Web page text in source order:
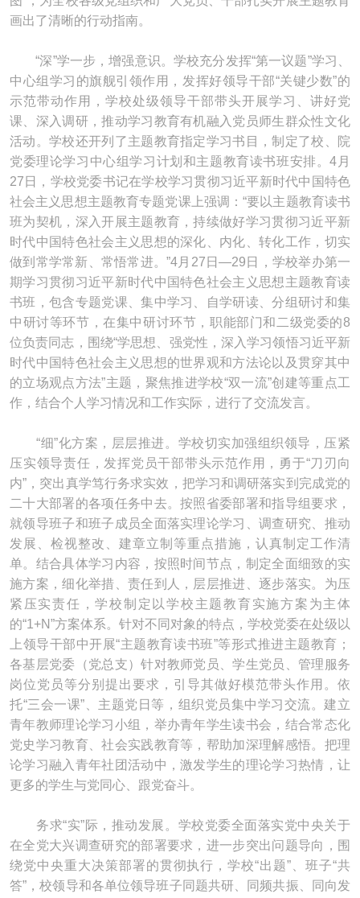
画出了清晰的行动指南。
“深”学一步，增强意识。学校充分发挥“第一议题”学习、
中心组学习的旗舰引领作用，发挥好领导干部“关键少数”的
示范带动作用，学校处级领导干部带头开展学习、讲好党
课、深入调研，推动学习教育有机融入党员师生群众性文化
活动。学校还开列了主题教育指定学习书目，制定了校、院
党委理论学习中心组学习计划和主题教育读书班安排。4月
27日，学校党委书记在学校学习贯彻习近平新时代中国特色
社会主义思想主题教育专题党课上强调：“要以主题教育读书
班为契机，深入开展主题教育，持续做好学习贯彻习近平新
时代中国特色社会主义思想的深化、内化、转化工作，切实
做到常学常新、常悟常进。”4月27日—29日，学校举办第一
期学习贯彻习近平新时代中国特色社会主义思想主题教育读
书班，包含专题党课、集中学习、自学研读、分组研讨和集
中研讨等环节，在集中研讨环节，职能部门和二级党委的8
位负责同志，围绕“学思想、强党性，深入学习领悟习近平新
时代中国特色社会主义思想的世界观和方法论以及贯穿其中
的立场观点方法”主题，聚焦推进学校“双一流”创建等重点工
作，结合个人学习情况和工作实际，进行了交流发言。
“细”化方案，层层推进。学校切实加强组织领导，压紧
压实领导责任，发挥党员干部带头示范作用，勇于“刀刃向
内”，突出真学笃行务求实效，把学习和调研落实到完成党的
二十大部署的各项任务中去。按照省委部署和指导组要求，
就领导班子和班子成员全面落实理论学习、调查研究、推动
发展、检视整改、建章立制等重点措施，认真制定工作清
单。结合具体学习内容，按照时间节点，制定全面细致的实
施方案，细化举措、责任到人，层层推进、逐步落实。为压
紧压实责任，学校制定以学校主题教育实施方案为主体
的“1+N”方案体系。针对不同对象的特点，学校党委在处级以
上领导干部中开展“主题教育读书班”等形式推进主题教育；
各基层党委（党总支）针对教师党员、学生党员、管理服务
岗位党员等分别提出要求，引导其做好模范带头作用。依
托“三会一课”、主题党日等，组织党员集中学习交流。建立
青年教师理论学习小组，举办青年学生读书会，结合常态化
党史学习教育、社会实践教育等，帮助加深理解感悟。把理
论学习融入青年社团活动中，激发学生的理论学习热情，让
更多的学生与党同心、跟党奋斗。
务求“实”际，推动发展。学校党委全面落实党中央关于
在全党大兴调查研究的部署要求，进一步突出问题导向，围
绕党中央重大决策部署的贯彻执行，学校“出题”、班子“共
答”，校领导和各单位领导班子同题共研、同频共振、同向发